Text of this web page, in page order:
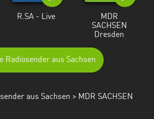
R.SA - Live
MDR
SACHSEN
Dresden
Radiosender aus Sachsen
aus Sachsen > MDR SACHSEN